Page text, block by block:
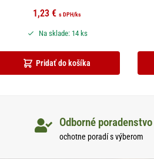
1,23 € s DPH/ks
Pridať do košíka
Na sklade: 14 ks
Odborné poradenstvo
ochotne poradí s výberom